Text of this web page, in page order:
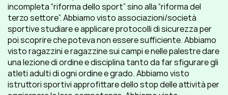
incompleta “riforma dello sport” sino alla “riforma del
terzo settore”. Abbiamo visto associazioni/società
sportive studiare e applicare protocolli di sicurezza per
poi scoprire che poteva non essere sufficiente. Abbiamo
visto ragazzini e ragazzine sui campi e nelle palestre dare
una lezione di ordine e disciplina tanto da far sfigurare gli
atleti adulti di ogni ordine e grado. Abbiamo visto
istruttori sportivi approfittare dello stop delle attività per